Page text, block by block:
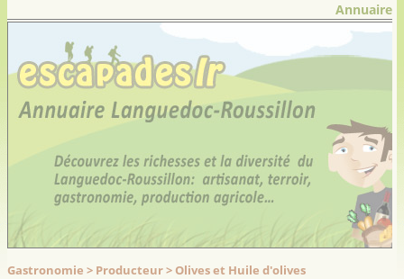
Annuaire
Gastronomie > Producteur > Olives et Huile d'olives